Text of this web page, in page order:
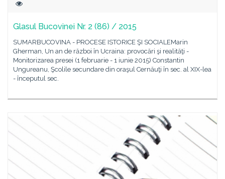
Glasul Bucovinei Nr. 2 (86) / 2015
SUMARBUCOVINA - PROCESE ISTORICE ŞI SOCIALEMarin
Gherman, Un an de război în Ucraina: provocări şi realităţi -
Monitorizarea presei (1 februarie - 1 iunie 2015) Constantin
Ungureanu, Şcolile secundare din oraşul Cernăuţi în sec. al XIX-lea
- începutul sec.